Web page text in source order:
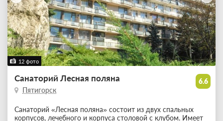
12 фото
6.6
Санаторий Лесная поляна
Пятигорск
Санаторий «Лесная поляна» состоит из двух спальных
корпусов, лечебного и корпуса столовой с клубом. Имеет